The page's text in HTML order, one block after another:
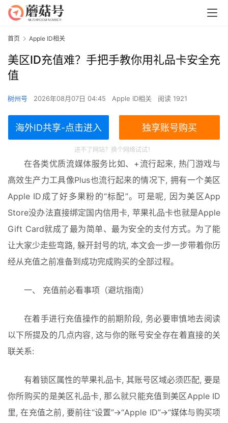
首页 Apple ID相关
Reconnect: 2
美区ID充值难？手把手教你用礼品卡安全充
值
树州号 2026年08月07日 04:45 Apple ID相关 阅读 1921
海外ID共享-点击进入 独享账号购买
进不了网站？换个网络试试！
在各类优质流媒体服务比如、+流行起来, 热门游戏与
高效生产力工具像Plus也流行起来的情况下, 拥有一个美区
Apple ID成了好多果粉的“标配”。可是呢, 因为美区App
Store没办法直接绑定国内信用卡, 苹果礼品卡也就是Apple
Gift Card就成了最为简单、最为安全的支付方式。为了能
让大家少走些弯路, 躲开封号的坑, 本文会一步一步带着你历
经从充值之前准备到成功完成购买的全部过程。
一、 充值前必看事项（避坑指南）
在着手进行充值操作的前期阶段, 务必要审慎地去阅读
以下所提及的几点内容, 这与你的账号安全存在着直接的关
联关系:
有着锁区属性的苹果礼品卡, 其账号区域必须匹配, 要是
你所购买的是美区礼品卡, 那么就只能充值到美区Apple ID
里, 在充值之前, 要前往“设置”->“Apple ID”->“媒体与购买项